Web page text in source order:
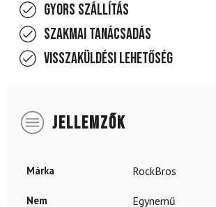
Gyors szállítás
Szakmai tanácsadás
Visszaküldési lehetőség
JELLEMZŐK
Márka RockBros
Nem Egynemű